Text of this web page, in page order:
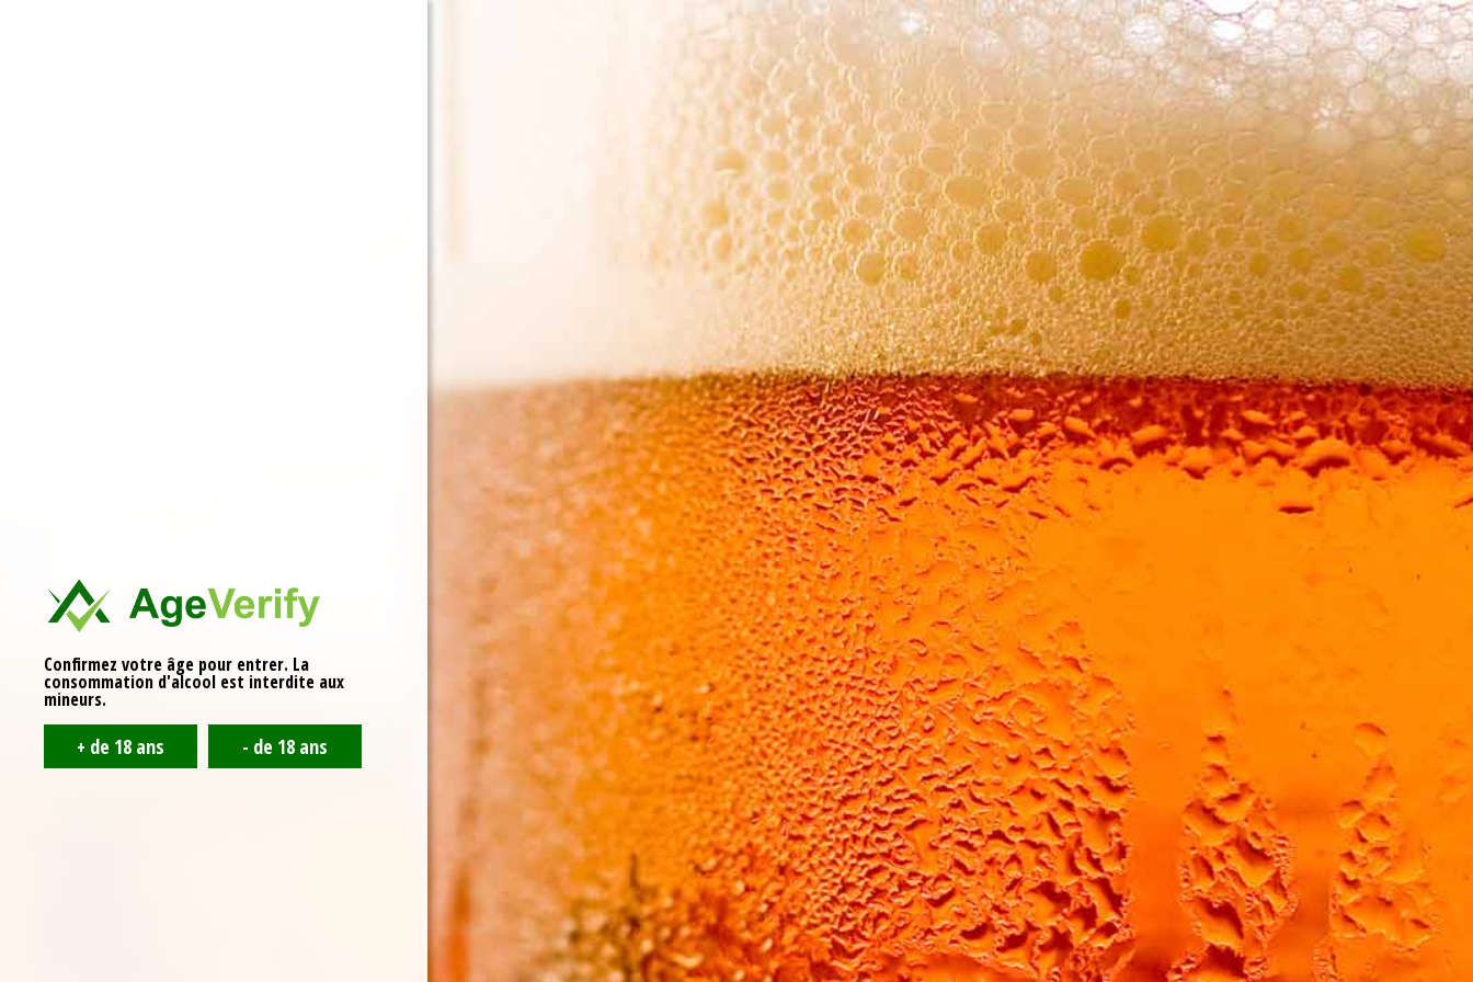
Articles 0
Nos services Qui sommes-nous ? Nous contacter
20/01/2013 Sur sollicitation de Pascal Dro, un ami qui publie entre autresGrand-Prix, notre première page de publicité
paraîtra prochainement. Gageons que l’éditeur d’
Artension
devrait lui aussi nous trouver une petite place ! Mais un peu de
patience tout de même, il reste à valider la certification Bio ( la démarche est en cours auprès de Veritas).
Après la promo sur les routes meusiennes avec la camionnette, nous élargissons la notoriété de « La Brasserie de
Confirmez votre âge pour entrer. La
consommation d'alcool est interdite aux
mineurs.